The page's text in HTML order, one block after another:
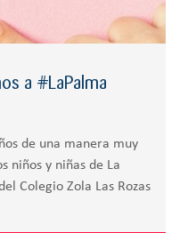
a #LaPalma
de una manera muy
niños y niñas de La
Colegio Zola Las Rozas